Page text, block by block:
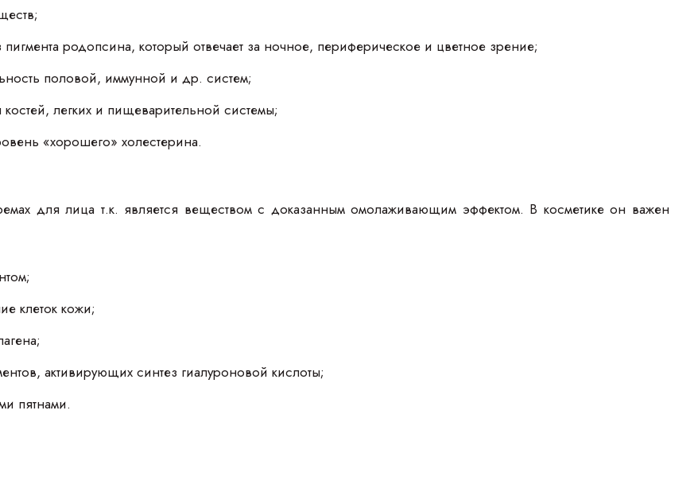
пигмента родопсина, который отвечает за ночное, периферическое и цветное зрение;
половой, иммунной и др. систем;
легких и пищеварительной системы;
«хорошего» холестерина.
для лица т.к. является веществом с доказанным омолаживающим эффектом. В косметике он важен
клеток кожи;
активирующих синтез гиалуроновой кислоты;
пятнами.